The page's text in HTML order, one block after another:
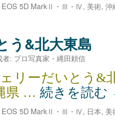
EOS 5D MarkⅡ・Ⅲ・Ⅳ, 美術, 沖
う&北大東島
者: プロ写真家・縄田頼信
リーだいとう&
県 … 続きを読む
EOS 5D MarkⅡ・Ⅲ・Ⅳ, 日本, 美